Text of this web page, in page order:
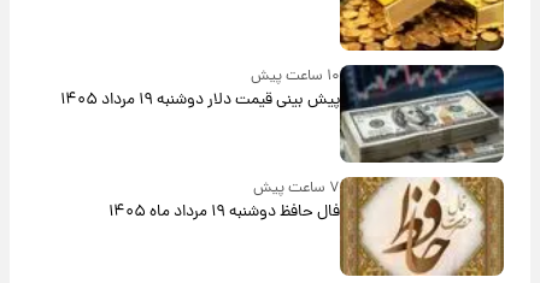
۱۰ ساعت پیش
پیش‌ بینی قیمت دلار دوشنبه ۱۹ مرداد ۱۴۰۵
۷ ساعت پیش
فال حافظ دوشنبه ۱۹ مرداد ماه ۱۴۰۵